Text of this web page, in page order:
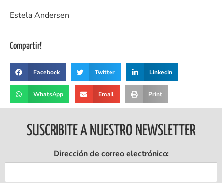
Estela Andersen
Compartir!
Facebook Twitter LinkedIn
WhatsApp Email Print
SUSCRIBITE A NUESTRO NEWSLETTER
Dirección de correo electrónico: